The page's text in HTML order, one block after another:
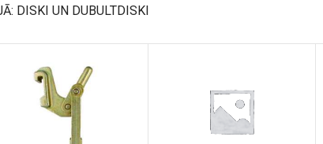
DISKI UN DUBULTDISKI